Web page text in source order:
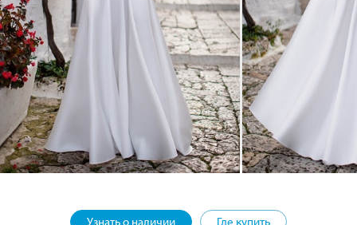
Узнать о наличии Где купить